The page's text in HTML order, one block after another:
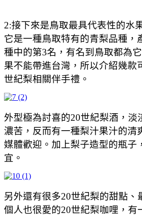
2:接下來是鳥取最具代表性的水
它是一種鳥取特有的青梨品種，
種中的第3名，有名到鳥取都為
果不能帶進台灣，所以介紹幾款
世紀梨相關伴手禮。
外型極為討喜的20世紀梨酒，淡
濃苦，反而有一種梨汁果汁的清
媒體歡迎。加上梨子造型的瓶子
宜。
另外還有很多20世紀梨的甜點、
個人也很愛的20世紀梨咖哩，有